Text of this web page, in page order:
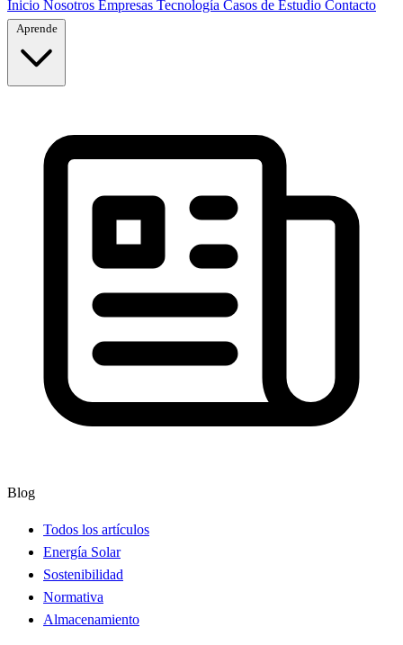
Inicio Nosotros Empresas Tecnología Casos de Estudio Contacto
Aprende
Blog
Todos los artículos
Energía Solar
Sostenibilidad
Normativa
Almacenamiento